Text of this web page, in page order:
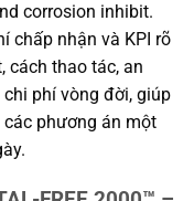
corrosion inhibit.
chấp nhận và KPI rõ
cách thao tác, an
phí vòng đời, giúp
phương án một